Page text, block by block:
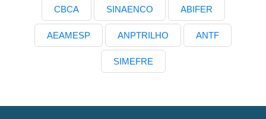
CBCA SINAENCO ABIFER
AEAMESP ANPTRILHO ANTF
SIMEFRE